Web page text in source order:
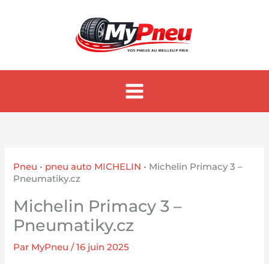
Pneu • pneu auto MICHELIN • Michelin Primacy 3 –
Pneumatiky.cz
Michelin Primacy 3 –
Pneumatiky.cz
Par MyPneu/16 juin 2025